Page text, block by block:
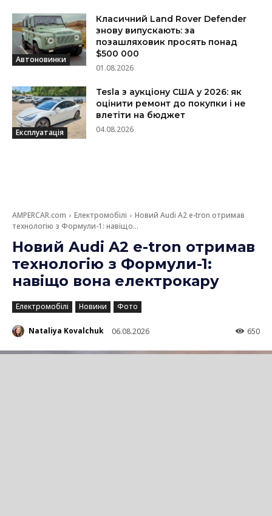
Автоновинки
Класичний Land Rover Defender
знову випускають: за
позашляховик просять понад
$500 000
01.08.2026
Експлуатація
Tesla з аукціону США у 2026: як
оцінити ремонт до покупки і не
влетіти на бюджет
04.08.2026